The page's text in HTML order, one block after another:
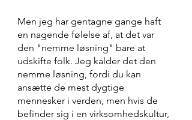
Men jeg har gentagne gange haft
en nagende følelse af, at det var
den "nemme løsning" bare at
udskifte folk. Jeg kalder det den
nemme løsning, fordi du kan
ansætte de mest dygtige
mennesker i verden, men hvis de
befinder sig i en virksomhedskultur,